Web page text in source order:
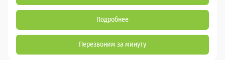
Подробнее
Перезвоним за минуту